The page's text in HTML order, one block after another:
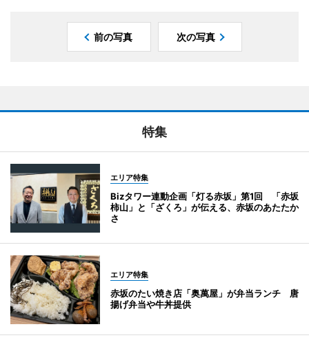
前の写真 次の写真
特集
エリア特集
Bizタワー連動企画「灯る赤坂」第1回 「赤坂
柿山」と「ざくろ」が伝える、赤坂のあたたか
さ
エリア特集
赤坂のたい焼き店「奥萬屋」が弁当ランチ 唐
揚げ弁当や牛丼提供